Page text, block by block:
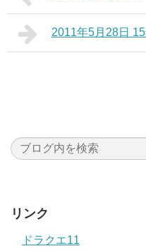
2011年5月28日
リンク
ドラクエ11